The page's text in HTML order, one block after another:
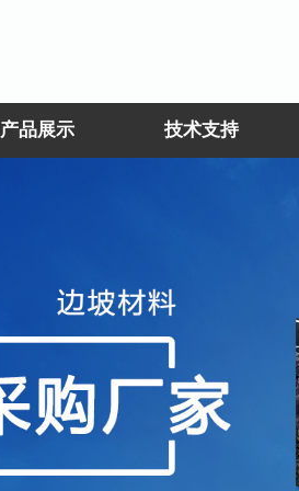
产品展示 技术支持